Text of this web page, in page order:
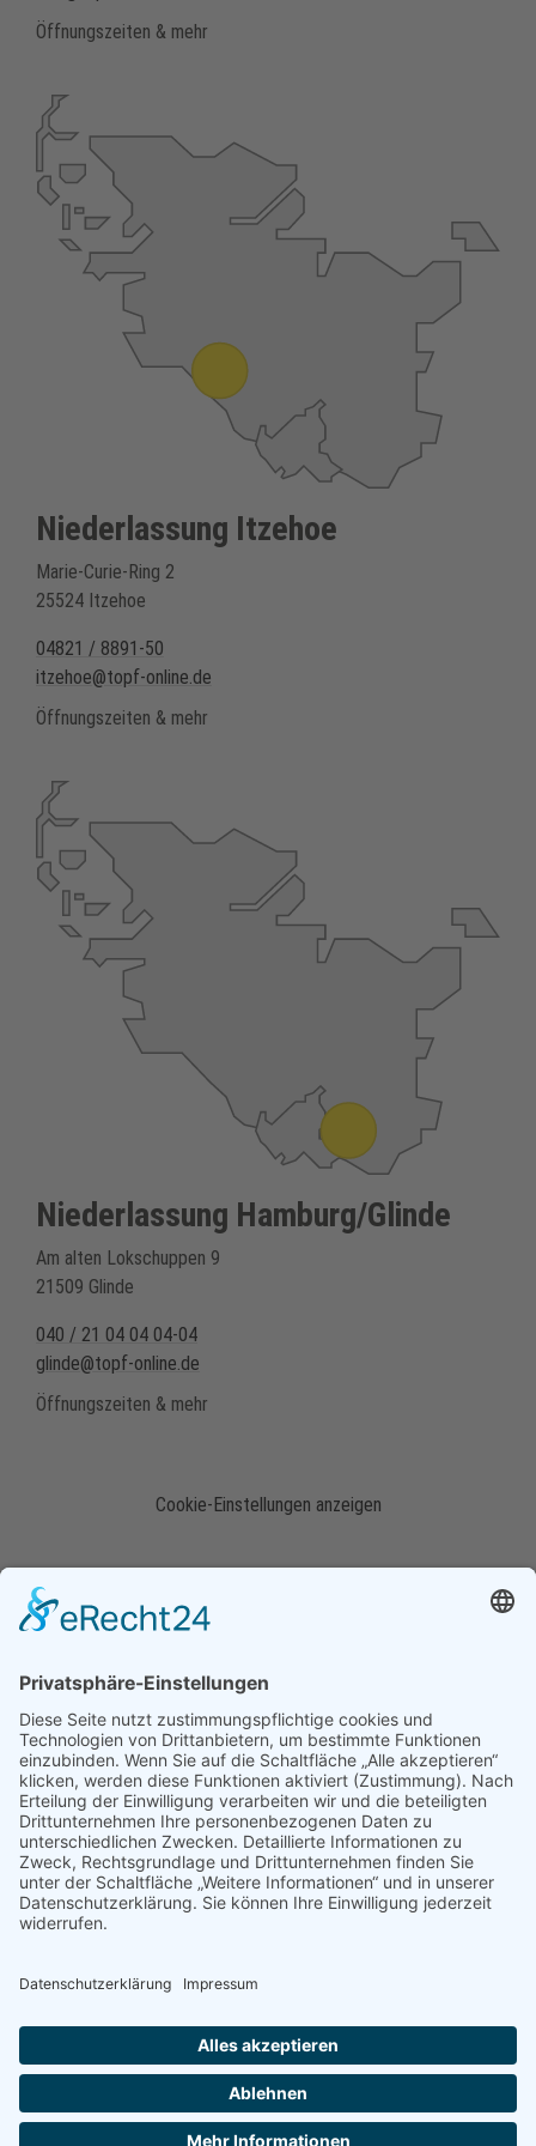
Standorte Anrufen Kunden-Shop Menü
Öffnungszeiten & mehr
Niederlassung Itzehoe
Marie-Curie-Ring 2
25524 Itzehoe
04821 / 8891-50
itzehoe@topf-online.de
Öffnungszeiten & mehr
Niederlassung Hamburg/Glinde
Am alten Lokschuppen 9
21509 Glinde
040 / 21 04 04 04-04
glinde@topf-online.de
Öffnungszeiten & mehr
Cookie-Einstellungen anzeigen
Newsletter
Instagram
YouTube
Facebook